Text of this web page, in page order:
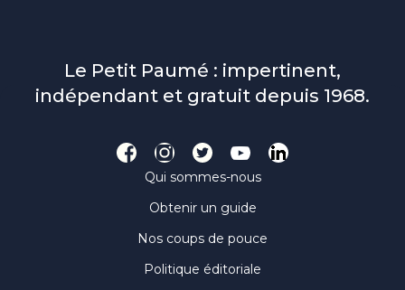
Le Petit Paumé : impertinent,
indépendant et gratuit depuis 1968.
Qui sommes-nous
Obtenir un guide
Nos coups de pouce
Politique éditoriale